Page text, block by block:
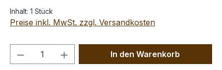
Inhalt: 1 Stück
Preise inkl. MwSt. zzgl. Versandkosten
Produkt Anzahl: Gib denIn den Warenkorb